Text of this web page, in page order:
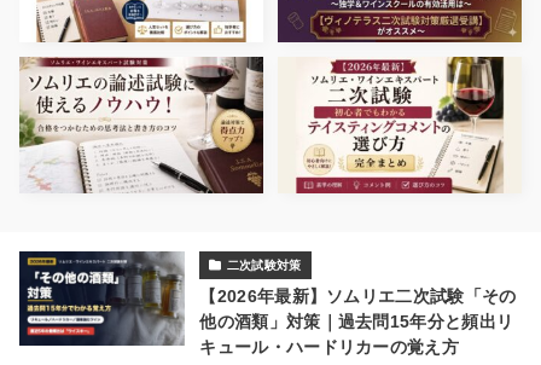
二次試験対策
【2026年最新】ソムリエ二次試験「その
他の酒類」対策｜過去問15年分と頻出リ
キュール・ハードリカーの覚え方